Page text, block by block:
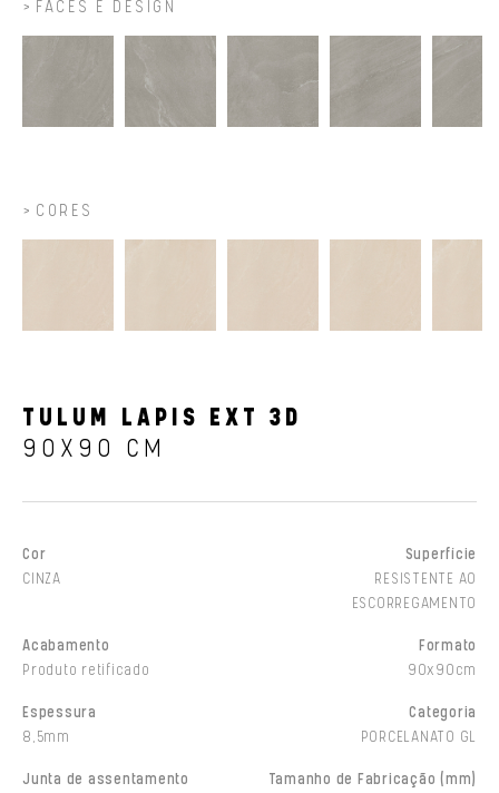
FACES E DESIGN
CORES
TULUM LAPIS EXT 3D
90X90 CM
Cor
CINZA
Superfície
RESISTENTE AO
ESCORREGAMENTO
Acabamento
Produto retificado
Formato
90x90cm
Espessura
8,5mm
Categoria
PORCELANATO GL
Junta de assentamento
Tamanho de Fabricação (mm)